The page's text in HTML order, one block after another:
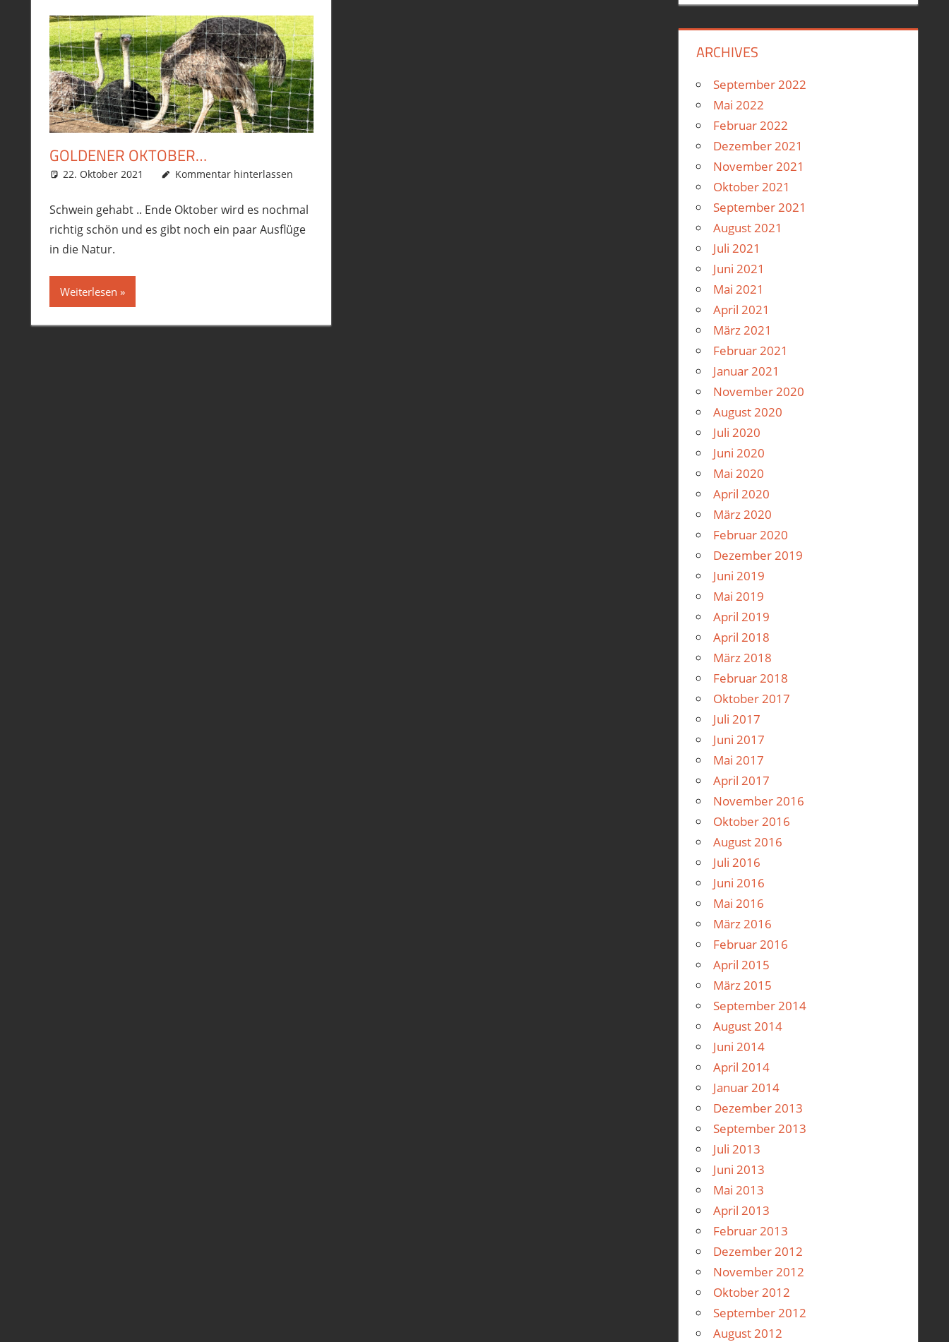
GOLDENER OKTOBER…
22. Oktober 2021 phil
Allgemein,T4,Touren
Kommentar hinterlassen
Schwein gehabt .. Ende Oktober wird es nochmal
richtig schön und es gibt noch ein paar Ausflüge
in die Natur.
Weiterlesen
ARCHIVES
September 2022
Mai 2022
Februar 2022
Dezember 2021
November 2021
Oktober 2021
September 2021
August 2021
Juli 2021
Juni 2021
Mai 2021
April 2021
März 2021
Februar 2021
Januar 2021
November 2020
August 2020
Juli 2020
Juni 2020
Mai 2020
April 2020
März 2020
Februar 2020
Dezember 2019
Juni 2019
Mai 2019
April 2019
April 2018
März 2018
Februar 2018
Oktober 2017
Juli 2017
Juni 2017
Mai 2017
April 2017
November 2016
Oktober 2016
August 2016
Juli 2016
Juni 2016
Mai 2016
März 2016
Februar 2016
April 2015
März 2015
September 2014
August 2014
Juni 2014
April 2014
Januar 2014
Dezember 2013
September 2013
Juli 2013
Juni 2013
Mai 2013
April 2013
Februar 2013
Dezember 2012
November 2012
Oktober 2012
September 2012
August 2012